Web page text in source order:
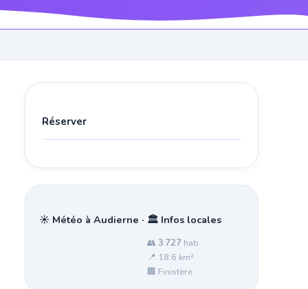
Réserver
☀️ Météo à Audierne · 🏛️ Infos locales
👥 3 727 hab.
📍 18.6 km²
🏢 Finistère